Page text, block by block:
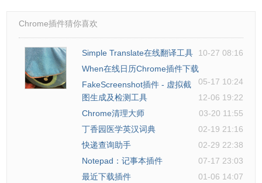
Chrome插件猜你喜欢
Simple Translate在线翻译工具
10-27 08:16
When在线日历Chrome插件下载
05-17 10:24
FakeScreenshot插件 - 虚拟截
图生成及检测工具
12-06 19:22
Chrome清理大师
03-20 11:55
丁香园医学英汉词典
02-19 21:16
快递查询助手
02-29 22:38
Notepad：记事本插件
07-17 23:03
最近下载插件
01-06 14:07